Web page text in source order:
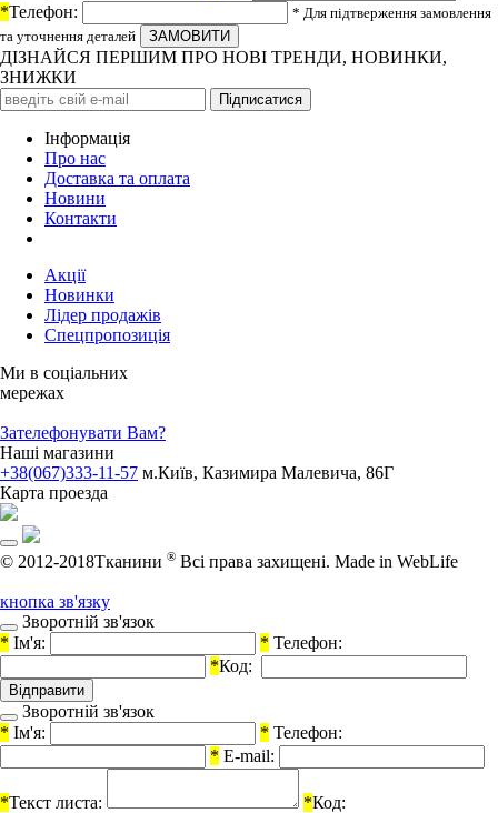
*Телефон:
* Для підтверження замовлення
та уточнення деталей
ДІЗНАЙСЯ ПЕРШИМ ПРО НОВІ ТРЕНДИ, НОВИНКИ,
ЗНИЖКИ
Iнформація
Про нас
Доставка та оплата
Новини
Контакти
Акції
Новинки
Лідер продажів
Спецпропозиція
Ми в соціальних
мережах
Зателефонувати Вам?
Наші магазини
+38(067)333-11-57 м.Київ, Казимира Малевича, 86Г
Карта проезда
© 2012-2018Тканини ® Всі права захищені. Made in WebLife
кнопка зв'язку
Зворотній зв'язок
* Ім'я: * Телефон:
*Код:
Зворотній зв'язок
* Ім'я: * Телефон:
* E-mail:
*Текст листа: *Код: